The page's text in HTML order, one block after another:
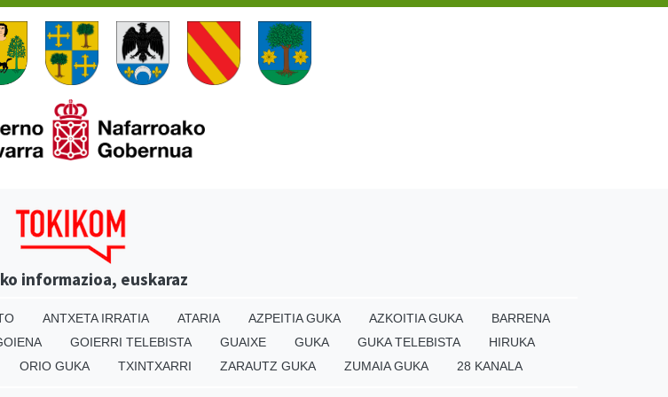
informazioa, euskaraz
ANTXETA IRRATIA ATARIA AZPEITIA GUKA AZKOITIA GUKA
BARRENA
GOIERRI TELEBISTA GUAIXE GUKA GUKA TELEBISTA
HIRUKA
ORIO GUKA TXINTXARRI ZARAUTZ GUKA ZUMAIA GUKA 28 KANALA